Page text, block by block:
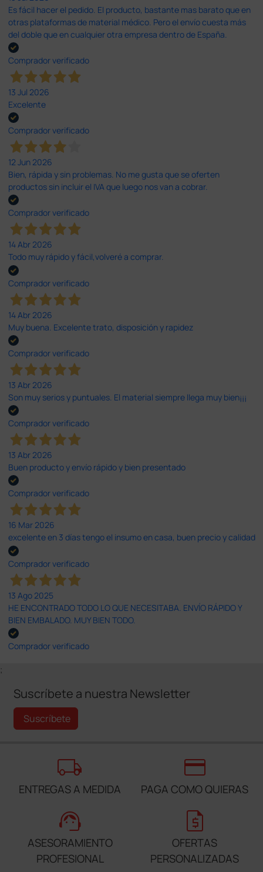
Es fácil hacer el pedido. El producto, bastante mas barato que en
otras plataformas de material médico. Pero el envío cuesta más
del doble que en cualquier otra empresa dentro de España.
Comprador verificado
13 Jul 2026
Excelente
Comprador verificado
12 Jun 2026
Bien, rápida y sin problemas. No me gusta que se oferten
productos sin incluir el IVA que luego nos van a cobrar.
Comprador verificado
14 Abr 2026
Todo muy rápido y fácil,volveré a comprar.
Comprador verificado
14 Abr 2026
Muy buena. Excelente trato, disposición y rapidez
Comprador verificado
13 Abr 2026
Son muy serios y puntuales. El material siempre llega muy bien¡¡¡
Comprador verificado
13 Abr 2026
Buen producto y envío rápido y bien presentado
Comprador verificado
16 Mar 2026
excelente en 3 días tengo el insumo en casa, buen precio y calidad
Comprador verificado
13 Ago 2025
HE ENCONTRADO TODO LO QUE NECESITABA. ENVÍO RÁPIDO Y
BIEN EMBALADO. MUY BIEN TODO.
Comprador verificado
;
Suscríbete a nuestra Newsletter
Suscríbete
local_shipping
ENTREGAS A MEDIDA
credit_card
PAGA COMO QUIERAS
support_agent
ASESORAMIENTO
PROFESIONAL
request_quote
OFERTAS
PERSONALIZADAS